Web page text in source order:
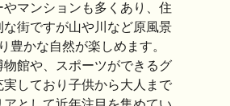
やマンションも多くあり、住
な街ですが山や川など原風景
豊かな自然が楽しめます。
物館や、スポーツができるグ
実しており子供から大人まで